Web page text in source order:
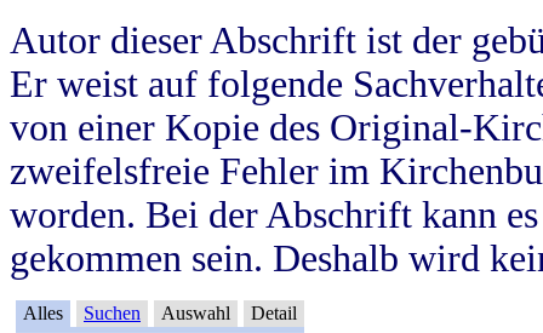
Autor dieser Abschrift ist der
Er weist auf folgende
von einer Kopie des Original-
zweifelsfreie Fehler im
worden. Bei der Abschrift kann
gekommen sein. Deshalb wird
Alles Suchen Auswahl Detail